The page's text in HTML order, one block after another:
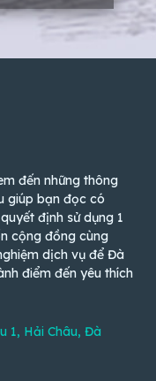
đến những thông
giúp bạn đọc có
định sử dụng 1
cộng đồng cùng
dịch vụ để Đà
điểm đến yêu thích
1, Hải Châu, Đà